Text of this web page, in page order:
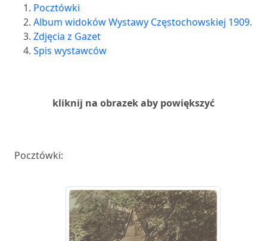
Pocztówki
Album widoków Wystawy Częstochowskiej 1909.
Zdjęcia z Gazet
Spis wystawców
kliknij na obrazek aby powiększyć
Pocztówki: